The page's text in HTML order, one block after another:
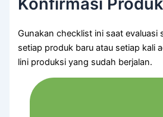
Konfirmasi
Gunakan checklist ini saat evaluasi
setiap produk baru atau setiap kali
lini produksi yang sudah berjalan.